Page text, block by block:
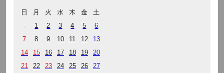
日 月 火 水 木 金
土
-
1 2 3 4 5
6
7
8 9 10 11 12
13
14
15 16 17 18 19
20
21
22 23 24 25 26
27